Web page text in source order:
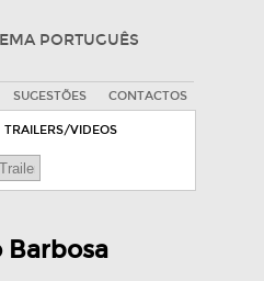
PORTUGUÊS
SUGESTÕES CONTACTOS
TRAILERS/VIDEOS
Barbosa